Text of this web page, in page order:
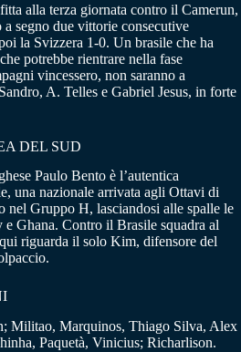
alla terza giornata contro il Camerun,
a segno due vittorie consecutive
la Svizzera 1-0. Un brasile che ha
potrebbe rientrare nella fase
vincessero, non saranno a
A. Telles e Gabriel Jesus, in forte
DEL SUD
Paulo Bento è l’autentica
una nazionale arrivata agli Ottavi di
nel Gruppo H, lasciandosi alle spalle le
Ghana. Contro il Brasile squadra al
riguarda il solo Kim, difensore del
Militao, Marquinos, Thiago Silva, Alex
Paquetà, Vinicius; Richarlison.